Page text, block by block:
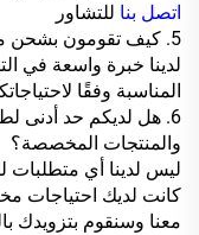
اتصل بنا للتشاور
5. كيف تقومون بشحن منتجاتكم؟
لدينا خبرة واسعة في
المناسبة وفقًا
6. هل لديكم حد أدنى
والمنتجات المخصصة؟
ليس لدينا أي متطلبات
كانت لديك احتياجات
معنا وسنقوم بتزويدك